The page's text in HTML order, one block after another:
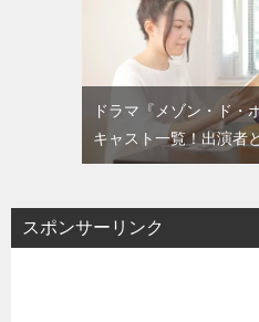
ドラマ『メゾン・ド・
キャスト一覧！出演者
スポンサーリンク